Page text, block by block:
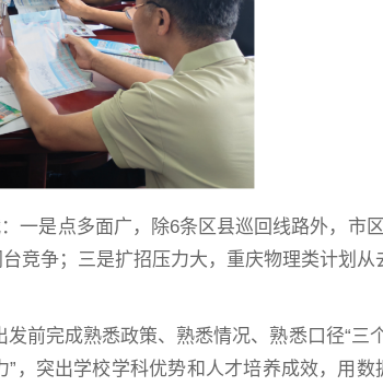
一是点多面广，除6条区县巡回线路外，市
竞争；三是扩招压力大，重庆物理类计划从
前完成熟悉政策、熟悉情况、熟悉口径“三
”，突出学校学科优势和人才培养成效，用